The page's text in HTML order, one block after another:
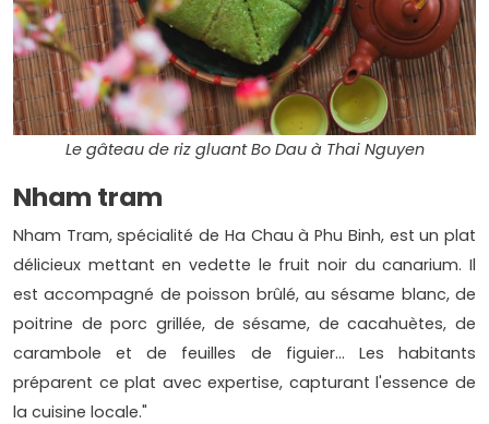
Le gâteau de riz gluant Bo Dau à Thai Nguyen
Nham tram
Nham Tram, spécialité de Ha Chau à Phu Binh, est un plat
délicieux mettant en vedette le fruit noir du canarium. Il
est accompagné de poisson brûlé, au sésame blanc, de
poitrine de porc grillée, de sésame, de cacahuètes, de
carambole et de feuilles de figuier… Les habitants
préparent ce plat avec expertise, capturant l'essence de
la cuisine locale."